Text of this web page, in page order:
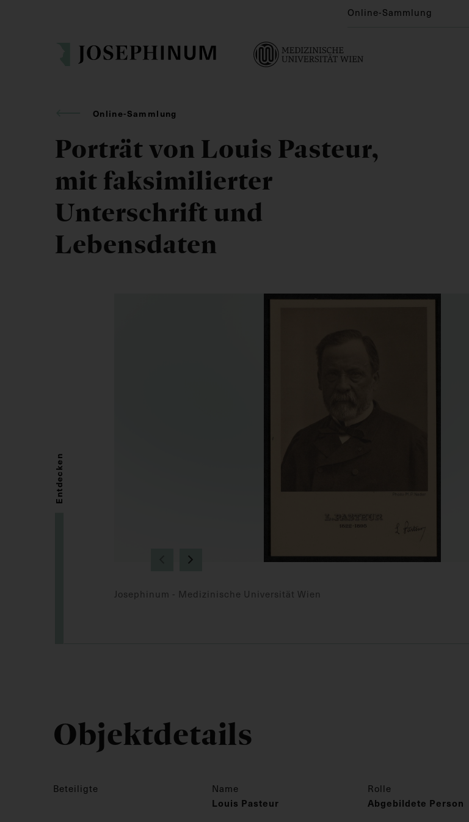
Online-Sammlung
Online-Sammlung
Porträt von Louis Pasteur,
mit faksimilierter
Unterschrift und
Lebensdaten
Josephinum - Medizinische Universität Wien
Entdecken
Objektdetails
Beteiligte Name Rolle
Louis Pasteur
Abgebildete Person